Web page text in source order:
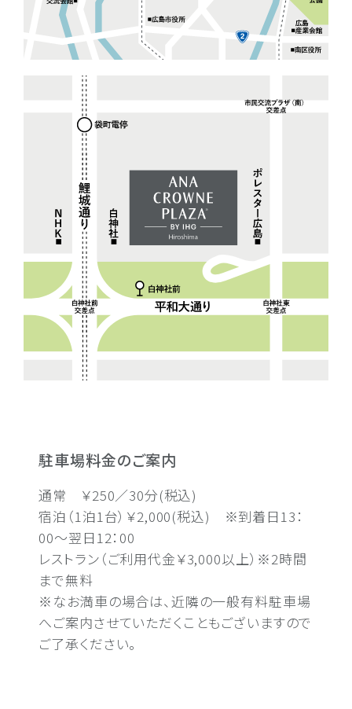
駐車場料金のご案内
通常 ￥250／30分(税込)
宿泊（1泊1台）￥2,000(税込) ※到着日13：
00～翌日12：00
レストラン（ご利用代金￥3,000以上）※2時間
まで無料
※なお満車の場合は、近隣の一般有料駐車場
へご案内させていただくこともございますので
ご了承ください。